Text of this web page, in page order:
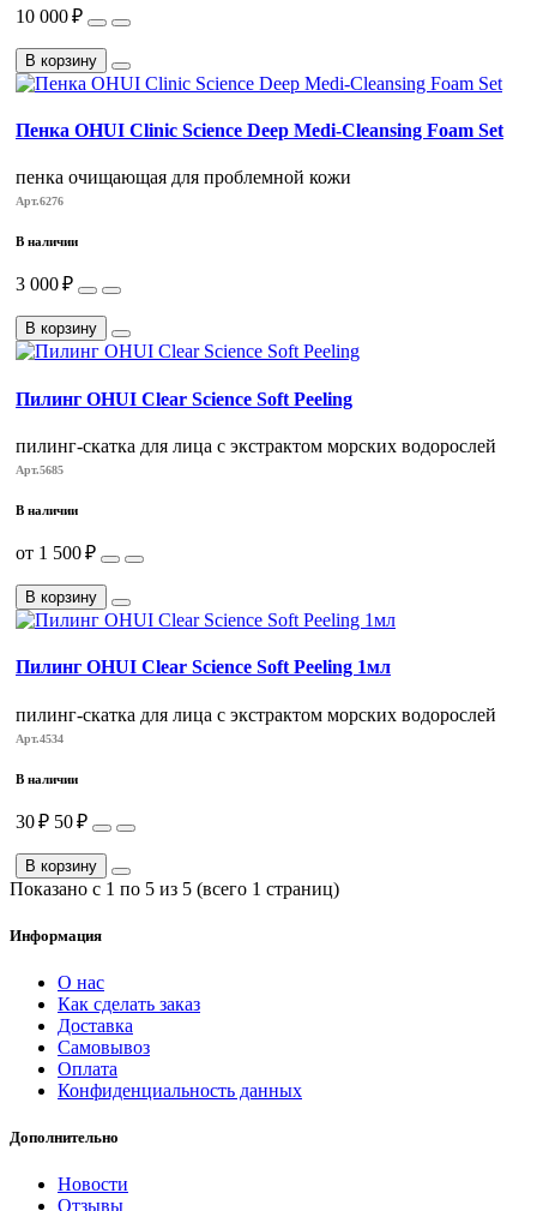
10 000 ₽
В корзину
Пенка OHUI Clinic Science Deep Medi-Cleansing Foam Set
пенка очищающая для проблемной кожи
Арт.6276
В наличии
3 000 ₽
В корзину
Пилинг OHUI Clear Science Soft Peeling
пилинг-скатка для лица с экстрактом морских водорослей
Арт.5685
В наличии
от 1 500 ₽
В корзину
Пилинг OHUI Clear Science Soft Peeling 1мл
пилинг-скатка для лица с экстрактом морских водорослей
Арт.4534
В наличии
30 ₽ 50 ₽
В корзину
Показано с 1 по 5 из 5 (всего 1 страниц)
Информация
О нас
Как сделать заказ
Доставка
Самовывоз
Оплата
Конфиденциальность данных
Дополнительно
Новости
Отзывы